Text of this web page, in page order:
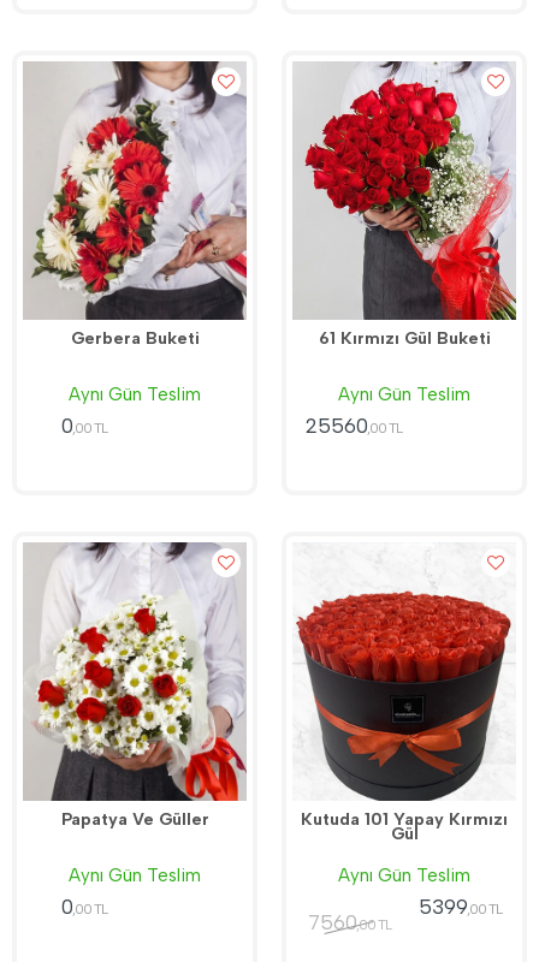
Gerbera Buketi
Aynı Gün Teslim
0,00 TL
61 Kırmızı Gül Buketi
Aynı Gün Teslim
25560,00 TL
Papatya Ve Güller
Aynı Gün Teslim
0,00 TL
Kutuda 101 Yapay Kırmızı
Gül
Aynı Gün Teslim
7560,00 TL
5399,00 TL